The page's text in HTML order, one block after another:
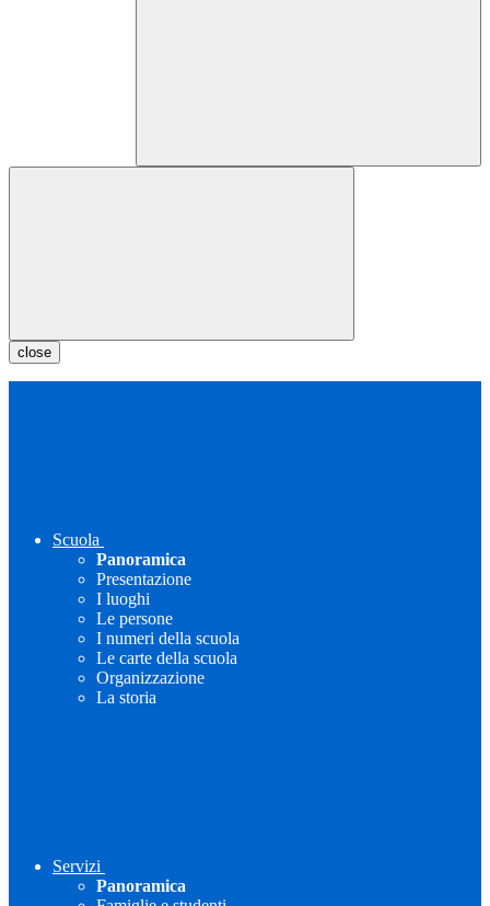
close
Scuola
Panoramica
Presentazione
I luoghi
Le persone
I numeri della scuola
Le carte della scuola
Organizzazione
La storia
Servizi
Panoramica